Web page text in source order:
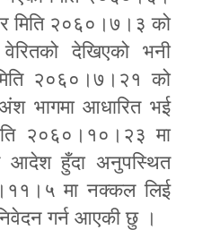
र मिति २०६०।७।३ को
देखिएको भनी
२०६०।७।२१ को
भागमा आधारित भई
२०६०।१०।२३ मा
हुँदा अनुपस्थित
मा नक्कल लिई
गर्न आएकी छु ।